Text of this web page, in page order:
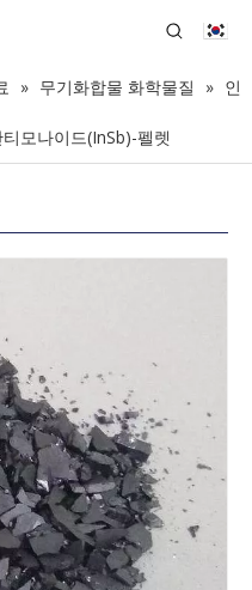
» 무기화합물 화학물질 » 인
모나이드(InSb)-펠렛